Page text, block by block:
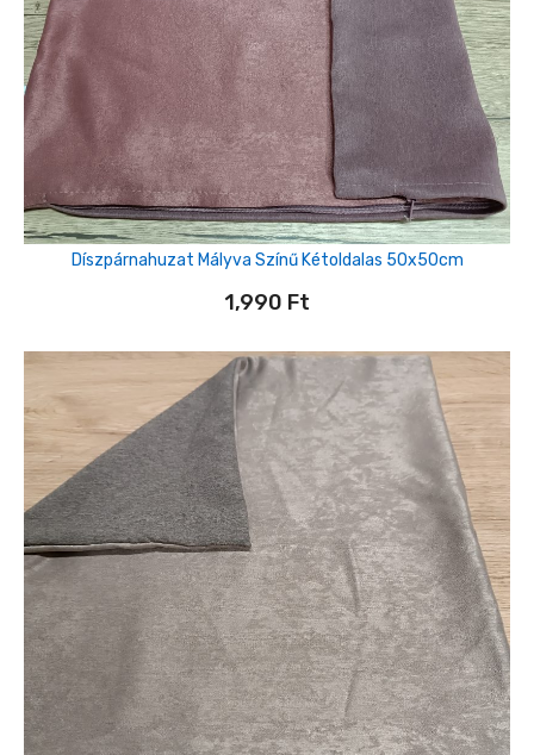
Díszpárnahuzat Mályva Színű Kétoldalas 50x50cm
1,990 Ft